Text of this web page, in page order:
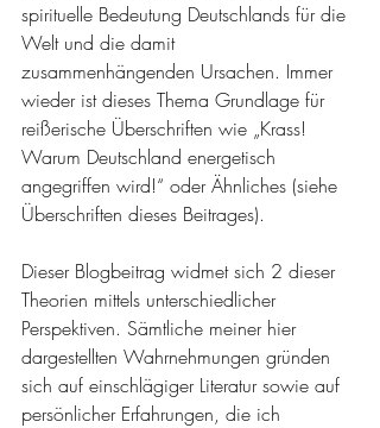
spirituelle Bedeutung Deutschlands für die
Welt und die damit
zusammenhängenden Ursachen. Immer
wieder ist dieses Thema Grundlage für
reißerische Überschriften wie „Krass!
Warum Deutschland energetisch
angegriffen wird!“ oder Ähnliches (siehe
Überschriften dieses Beitrages).
Dieser Blogbeitrag widmet sich 2 dieser
Theorien mittels unterschiedlicher
Perspektiven. Sämtliche meiner hier
dargestellten Wahrnehmungen gründen
sich auf einschlägiger Literatur sowie auf
persönlicher Erfahrungen, die ich